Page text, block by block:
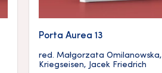
Porta Aurea 13
red. Małgorzata Omilanowska,
Kriegseisen, Jacek Friedrich